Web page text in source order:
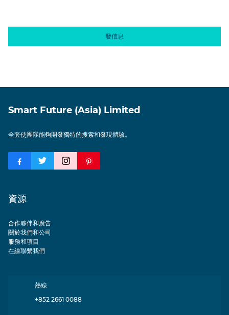
Smart Future (Asia) Limited
全套使團隊能夠開發獨特的搜索和發現體驗。
資源
合作夥伴和廣告
關於我們和公司
服務和項目
在線聯繫我們
熱線
+852 2661 0088